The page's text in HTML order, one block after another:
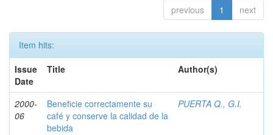
previous 1 next
Item hits:
Issue
Date
Title Author(s)
2000-
06
Beneficie correctamente su
café y conserve la calidad de la
bebida
PUERTA Q., G.I.